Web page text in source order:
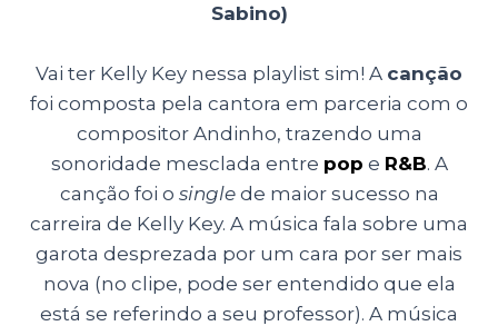
Sabino)
Vai ter Kelly Key nessa playlist sim! A canção
foi composta pela cantora em parceria com o
compositor Andinho, trazendo uma
sonoridade mesclada entre pop e R&B. A
canção foi o single de maior sucesso na
carreira de Kelly Key. A música fala sobre uma
garota desprezada por um cara por ser mais
nova (no clipe, pode ser entendido que ela
está se referindo a seu professor). A música